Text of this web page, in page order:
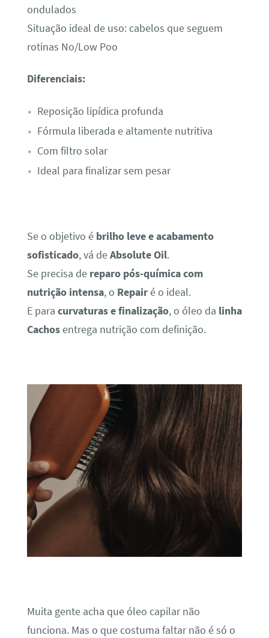
ondulados
Situação ideal de uso: cabelos que seguem
rotinas No/Low Poo
Diferenciais:
Reposição lipídica profunda
Fórmula liberada e altamente nutritiva
Com filtro solar
Ideal para finalizar sem pesar
Se o objetivo é brilho leve e acabamento
sofisticado, vá deAbsolute Oil.
Se precisa de reparo pós-química com
nutrição intensa, o Repairé o ideal.
E para curvaturas e finalização, o óleo da linha
Cachosentrega nutrição com definição.
Muita gente acha que óleo capilar não
funciona. Mas o que costuma faltar não é só o